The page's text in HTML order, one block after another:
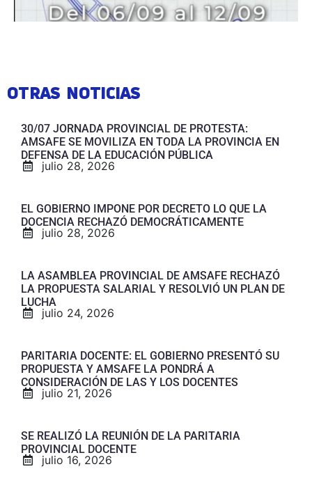
OTRAS NOTICIAS
30/07 JORNADA PROVINCIAL DE PROTESTA:
AMSAFE SE MOVILIZA EN TODA LA PROVINCIA EN
DEFENSA DE LA EDUCACIÓN PÚBLICA
julio 28, 2026
EL GOBIERNO IMPONE POR DECRETO LO QUE LA
DOCENCIA RECHAZÓ DEMOCRÁTICAMENTE
julio 28, 2026
LA ASAMBLEA PROVINCIAL DE AMSAFE RECHAZÓ
LA PROPUESTA SALARIAL Y RESOLVIÓ UN PLAN DE
LUCHA
julio 24, 2026
PARITARIA DOCENTE: EL GOBIERNO PRESENTÓ SU
PROPUESTA Y AMSAFE LA PONDRÁ A
CONSIDERACIÓN DE LAS Y LOS DOCENTES
julio 21, 2026
SE REALIZÓ LA REUNIÓN DE LA PARITARIA
PROVINCIAL DOCENTE
julio 16, 2026